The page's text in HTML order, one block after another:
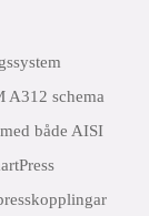
A312 schema
både AISI